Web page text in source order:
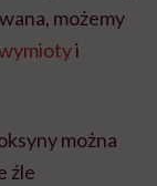
możemy
i
można
źle